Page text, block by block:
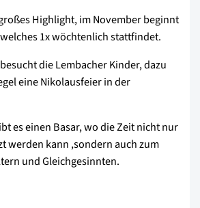
Highlight, im November beginnt
1x wöchtenlich stattfindet.
die Lembacher Kinder, dazu
eine Nikolausfeier in der
es einen Basar, wo die Zeit nicht nur
werden kann ,sondern auch zum
und Gleichgesinnten.